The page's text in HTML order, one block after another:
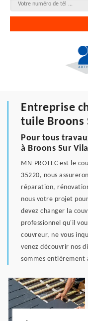
Entreprise
tuile Broons
Pour tous
à Broons Sur
MN-PROTEC est le
35220, nous
réparation,
nous votre projet
devez changer la
professionnel qu'il
couvreur, ne vous
venez découvrir nos
sommes entièrement